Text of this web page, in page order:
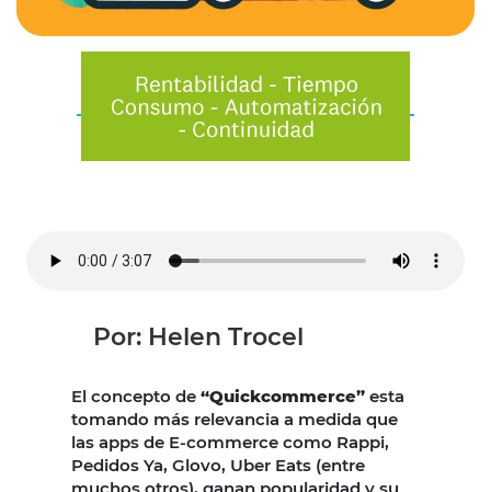
Por: Helen Trocel
El concepto de “Quickcommerce” esta
tomando más relevancia a medida que
las apps de E-commerce como Rappi,
Pedidos Ya, Glovo, Uber Eats (entre